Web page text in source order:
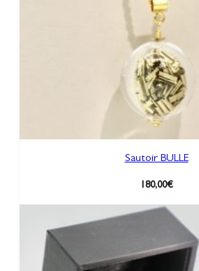
Sautoir BULLE
180,00€